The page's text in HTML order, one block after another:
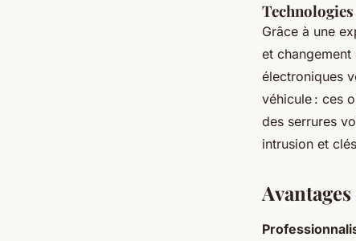
Grâce à une
et
électroniques
véhicule : ces
des serrures
intrusion et